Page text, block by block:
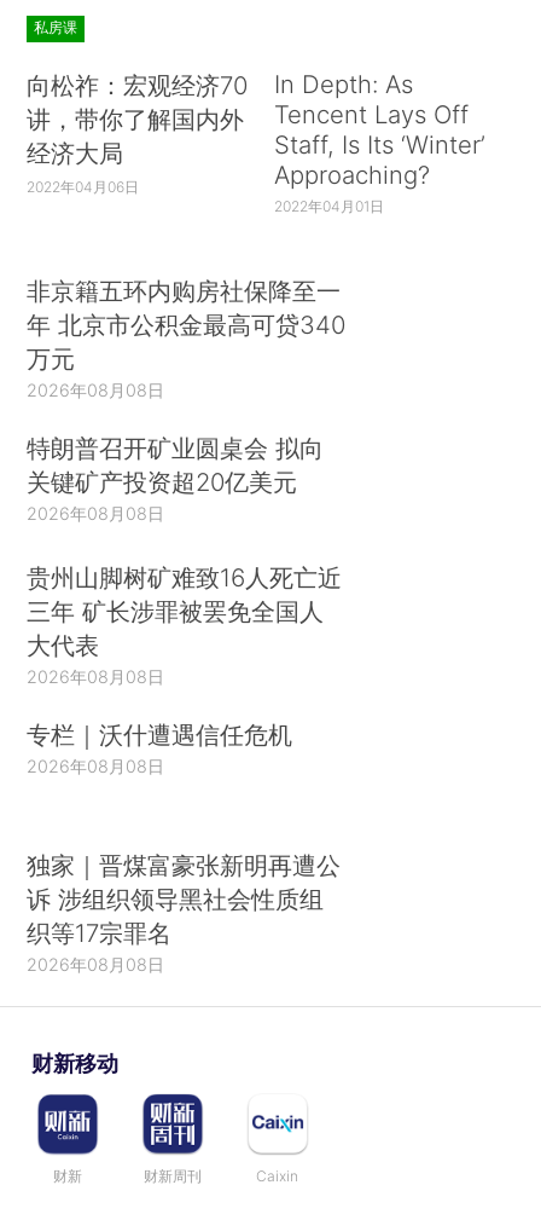
私房课
向松祚：宏观经济70
讲，带你了解国内外
经济大局
2022年04月06日
In Depth: As
Tencent Lays Off
Staff, Is Its ‘Winter’
Approaching?
2022年04月01日
非京籍五环内购房社保降至一
年 北京市公积金最高可贷340
万元
2026年08月08日
特朗普召开矿业圆桌会 拟向
关键矿产投资超20亿美元
2026年08月08日
贵州山脚树矿难致16人死亡近
三年 矿长涉罪被罢免全国人
大代表
2026年08月08日
专栏｜沃什遭遇信任危机
2026年08月08日
独家｜晋煤富豪张新明再遭公
诉 涉组织领导黑社会性质组
织等17宗罪名
2026年08月08日
财新移动
财新 财新周刊 Caixin